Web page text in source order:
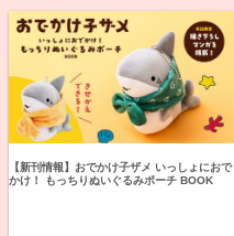
【新刊情報】おでかけ子ザメ いっしょにおで
かけ！ もっちりぬいぐるみポーチ BOOK